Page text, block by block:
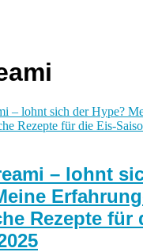
– lohnt
Rezepte für